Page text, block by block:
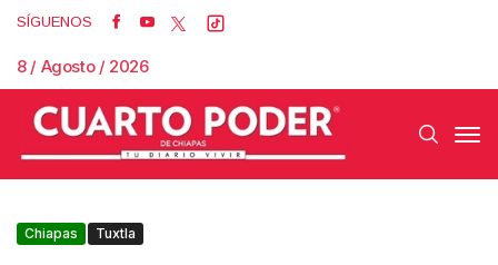
SÍGUENOS
8 / Agosto / 2026
Chiapas Tuxtla